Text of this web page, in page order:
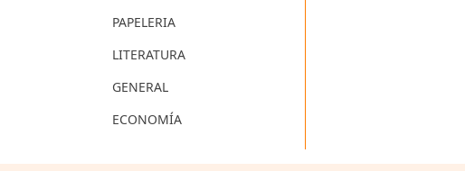
PAPELERIA
LITERATURA
GENERAL
ECONOMÍA